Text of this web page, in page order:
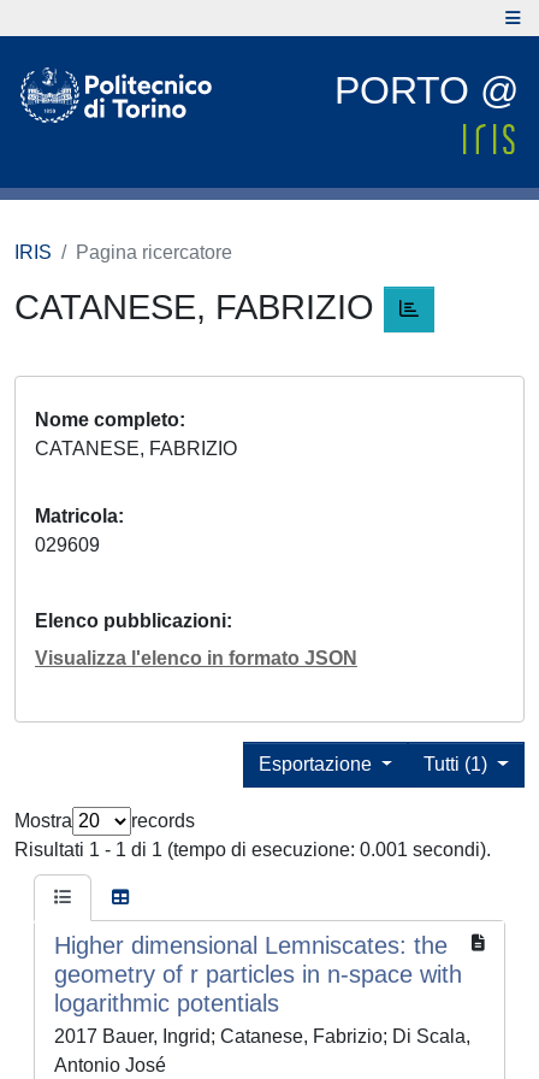
PORTO @
IRIS Pagina ricercatore
CATANESE, FABRIZIO
Nome completo
CATANESE, FABRIZIO
Matricola
029609
Elenco pubblicazioni
Visualizza l'elenco in formato JSON
Tutti (1)
Esportazione
Mostra
records
Risultati 1 - 1 di 1 (tempo di esecuzione: 0.001 secondi).
Higher dimensional Lemniscates: the
geometry of r particles in n-space with
logarithmic potentials
2017 Bauer, Ingrid; Catanese, Fabrizio; Di Scala,
Antonio José